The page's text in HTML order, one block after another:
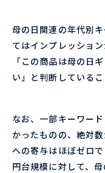
母の日関連の年代別
てはインプレッショ
「この商品は母の日
い」と判断している
なお、一部キーワー
かったものの、絶対
への寄与はほぼゼロ
円台規模に対して、